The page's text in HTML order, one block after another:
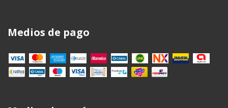
Medios de pago